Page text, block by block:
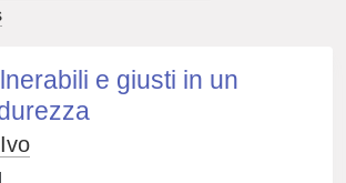
e giusti in un